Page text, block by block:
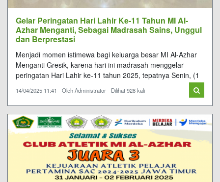
Gelar Peringatan Hari Lahir Ke-11 Tahun MI Al-
Azhar Menganti, Sebagai Madrasah Sains, Unggul
dan Berprestasi
Menjadi momen istimewa bagi keluarga besar MI Al-Azhar
Menganti Gresik, karena hari ini madrasah menggelar
peringatan Hari Lahir ke-11 tahun 2025, tepatnya Senin, (1
14/04/2025 11:41 - Oleh Administrator - Dilihat 928 kali